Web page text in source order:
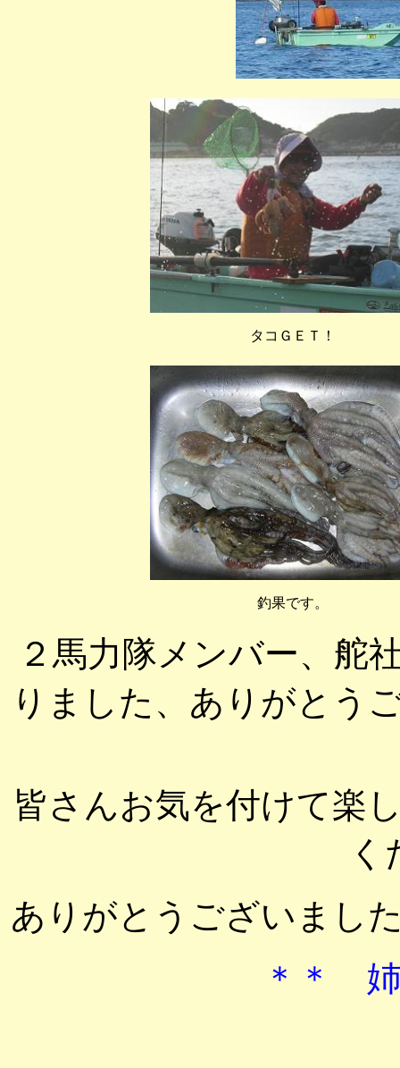
タコＧＥＴ！
釣果です。
２馬力隊メンバー、舵
りました、ありがとう
皆さんお気を付けて楽
く
ありがとうございま
＊＊